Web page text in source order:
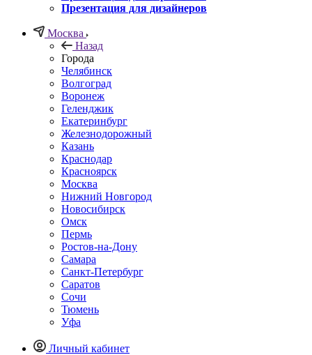
Презентация для дизайнеров
Москва
Назад
Города
Челябинск
Волгоград
Воронеж
Геленджик
Екатеринбург
Железнодорожный
Казань
Краснодар
Красноярск
Москва
Нижний Новгород
Новосибирск
Омск
Пермь
Ростов-на-Дону
Самара
Санкт-Петербург
Саратов
Сочи
Тюмень
Уфа
Личный кабинет